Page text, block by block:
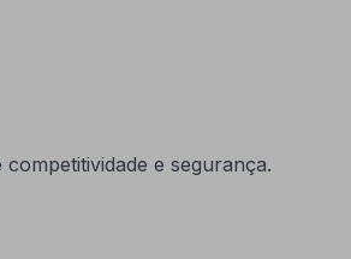
e segurança.